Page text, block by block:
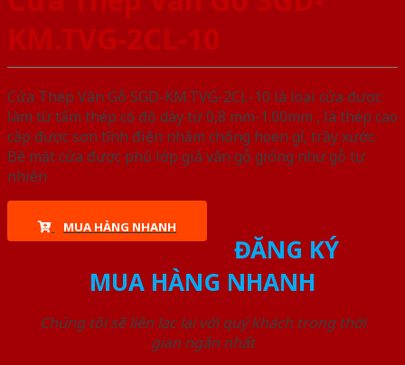
KM.TVG-2CL-10
Cửa Thép Vân Gỗ SGD-KM.TVG-2CL-10 là loại cửa được
làm từ tấm thép có độ dày từ 0,8 mm-1.00mm , là thép cao
cấp được sơn tĩnh điện nhằm chống hoen gỉ, trầy xước.
Bề mặt cửa được phủ lớp giả vân gỗ giống như gỗ tự
nhiên
MUA HÀNG NHANH
ĐĂNG KÝ
MUA HÀNG NHANH
Chúng tôi sẽ liên lạc lại với quý khách trong thời
gian ngắn nhất